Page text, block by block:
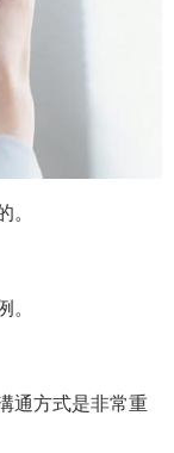
通方式是非常重